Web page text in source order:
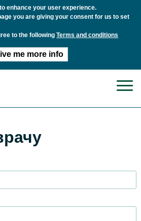
enhance your user experience.
you are giving your consent for us to set
to the followingTerms and conditions
me more info